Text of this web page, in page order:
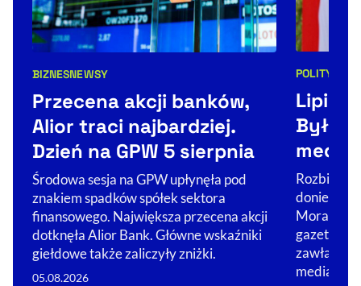
Kategorie artykułu:
BIZNESNEWSY
Przecena akcji banków,
Alior traci najbardziej.
Dzień na GPW 5 sierpnia
Środowa sesja na GPW upłynęła pod
znakiem spadków spółek sektora
finansowego. Największa przecena akcji
dotknęła Alior Bank. Główne wskaźniki
giełdowe także zaliczyły zniżki.
05.08.2026
POLITYKA
Lipiec
Były
Rozbicie
gazet i
mediach i